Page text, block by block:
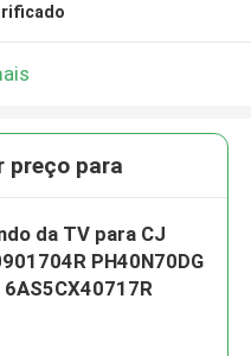
preço para
da TV para CJ
PH40N70DG
6AS5CX40717R